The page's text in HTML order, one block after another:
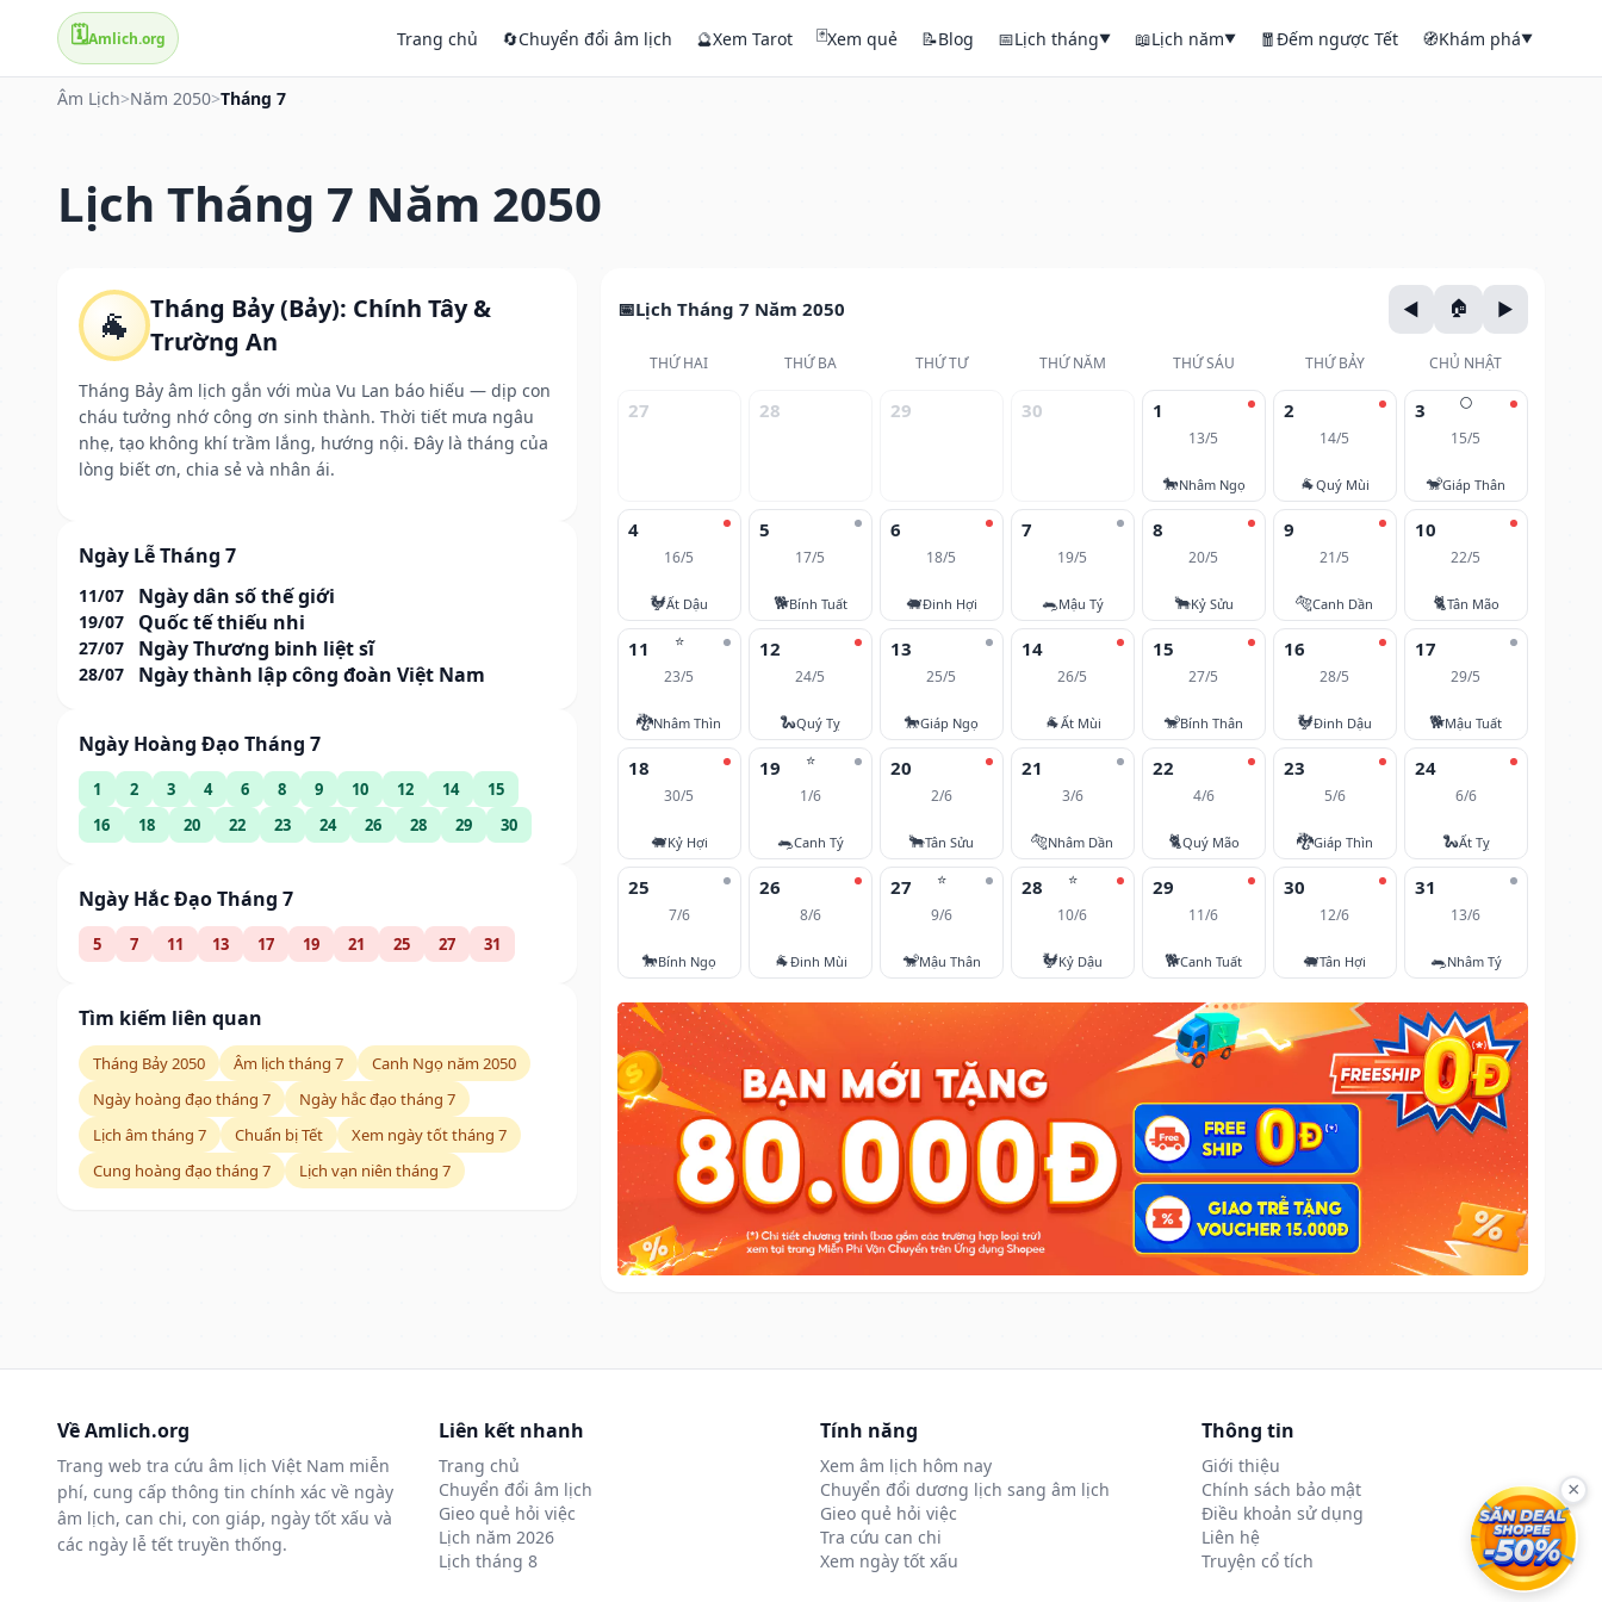
🗓️Amlich.org Trang chủ 🔄Chuyển đổi âm lịch 🔮Xem Tarot 🃏Xem quẻ 📝Blog 📅Lịch tháng▼ 📖Lịch năm▼ 🧧Đếm ngược Tết 🧭Khám phá▼
Âm Lịch>Năm 2050>Tháng 7
Lịch Tháng 7 Năm 2050
🐐
Tháng Bảy (Bảy): Chính Tây &
Trường An
Tháng Bảy âm lịch gắn với mùa Vu Lan báo hiếu — dịp con
cháu tưởng nhớ công ơn sinh thành. Thời tiết mưa ngâu
nhẹ, tạo không khí trầm lắng, hướng nội. Đây là tháng của
lòng biết ơn, chia sẻ và nhân ái.
Ngày Lễ Tháng 7
11/07 Ngày dân số thế giới
19/07 Quốc tế thiếu nhi
27/07 Ngày Thương binh liệt sĩ
28/07 Ngày thành lập công đoàn Việt Nam
Ngày Hoàng Đạo Tháng 7
1 2 3 4 6 8 9 10 12 14
15
16
18 20 22 23 24 26 28 29 30
Ngày Hắc Đạo Tháng 7
5 7 11 13 17 19 21 25 27 31
Tìm kiếm liên quan
Tháng Bảy 2050 Âm lịch tháng 7
Canh Ngọ năm 2050
Ngày hoàng đạo tháng 7
Ngày hắc đạo tháng 7
Lịch âm tháng 7
Chuẩn bị Tết
Xem ngày tốt tháng 7
Cung hoàng đạo tháng 7
Lịch vạn niên tháng 7
Lịch Tháng 7 Năm 2050
THỨ HAI THỨ BA THỨ TƯ THỨ NĂM THỨ SÁU THỨ BẢY CHỦ NHẬT
27 28 29 30 1
13/5
🐎Nhâm Ngọ
2
14/5
🐐Quý Mùi
🌕
3
15/5
🐒Giáp Thân
4
16/5
🐓Ất Dậu
5
17/5
🐕Bính Tuất
6
18/5
🐖Đinh Hợi
7
19/5
🐀Mậu Tý
8
20/5
🐂Kỷ Sửu
9
21/5
🐅Canh Dần
10
22/5
🐈Tân Mão
⭐
11
23/5
🐉Nhâm Thìn
12
24/5
🐍Quý Tỵ
13
25/5
🐎Giáp Ngọ
14
26/5
🐐Ất Mùi
15
27/5
🐒Bính Thân
16
28/5
🐓Đinh Dậu
17
29/5
🐕Mậu Tuất
18
30/5
🐖Kỷ Hợi
⭐
19
1/6
🐀Canh Tý
20
2/6
🐂Tân Sửu
21
3/6
🐅Nhâm Dần
22
4/6
🐈Quý Mão
23
5/6
🐉Giáp Thìn
24
6/6
🐍Ất Tỵ
25
7/6
🐎Bính Ngọ
26
8/6
🐐Đinh Mùi
⭐
27
9/6
🐒Mậu Thân
⭐
28
10/6
🐓Kỷ Dậu
29
11/6
🐕Canh Tuất
30
12/6
🐖Tân Hợi
31
13/6
🐀Nhâm Tý
Về Amlich.org
Trang web tra cứu âm lịch Việt Nam miễn
phí, cung cấp thông tin chính xác về ngày
âm lịch, can chi, con giáp, ngày tốt xấu và
các ngày lễ tết truyền thống.
Liên kết nhanh
Trang chủ
Chuyển đổi âm lịch
Gieo quẻ hỏi việc
Lịch năm 2026
Lịch tháng 8
Tính năng
Xem âm lịch hôm nay
Chuyển đổi dương lịch sang âm lịch
Gieo quẻ hỏi việc
Tra cứu can chi
Xem ngày tốt xấu
Thông tin
Giới thiệu
Chính sách bảo mật
Điều khoản sử dụng
Liên hệ
Truyện cổ tích
×